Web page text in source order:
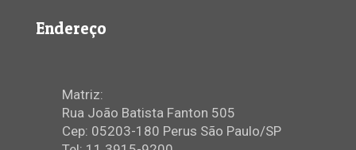
Endereço
Matriz:
Rua João Batista Fanton 505
Cep: 05203-180 Perus São Paulo/SP